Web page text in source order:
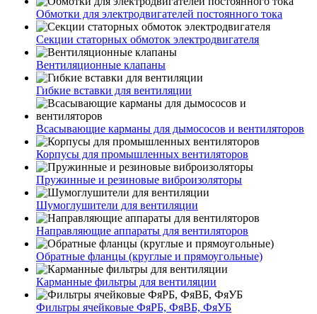
Обмотки для электродвигателей постоянного тока
Секции статорных обмоток электродвигателя
Вентиляционные клапаны
Гибкие вставки для вентиляции
Всасывающие карманы для дымососов и вентиляторов
Корпусы для промышленных вентиляторов
Пружинные и резиновые виброизоляторы
Шумоглушители для вентиляции
Направляющие аппараты для вентиляторов
Обратные фланцы (круглые и прямоугольные)
Карманные фильтры для вентиляции
Фильтры ячейковые ФяРБ, ФяВБ, ФяУБ